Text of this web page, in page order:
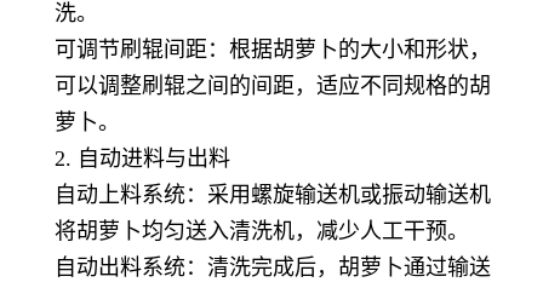
洗。
可调节刷辊间距：根据胡萝卜的大小和形状，
可以调整刷辊之间的间距，适应不同规格的胡
萝卜。
2. 自动进料与出料
自动上料系统：采用螺旋输送机或振动输送机
将胡萝卜均匀送入清洗机，减少人工干预。
自动出料系统：清洗完成后，胡萝卜通过输送